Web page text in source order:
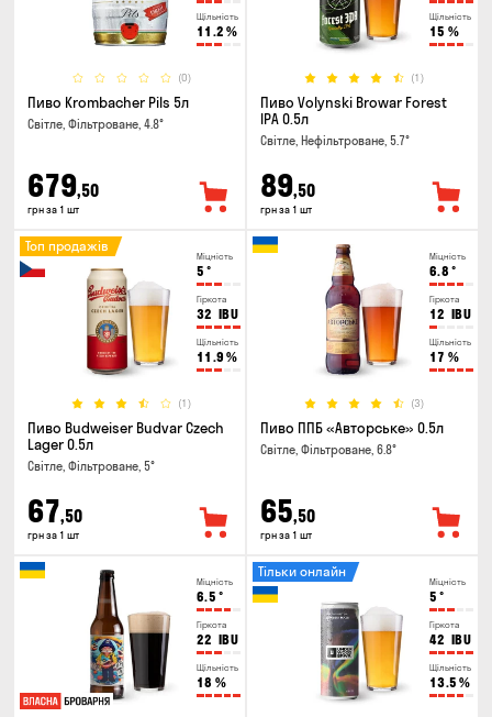
Щільність
11.2 %
(0)
Пиво Krombacher Pils 5л
Світле, Фільтроване, 4.8°
679,50
грн за 1 шт
Щільність
15 %
(1)
Пиво Volynski Browar Forest
IPA 0.5л
Світле, Нефільтроване, 5.7°
89,50
грн за 1 шт
Міцність
5 °
Гіркота
32 IBU
Щільність
11.9 %
(1)
Топ продажів
Пиво Budweiser Budvar Czech
Lager 0.5л
Світле, Фільтроване, 5°
67,50
грн за 1 шт
Міцність
6.8 °
Гіркота
12 IBU
Щільність
17 %
(3)
Пиво ППБ «Авторське» 0.5л
Світле, Фільтроване, 6.8°
65,50
грн за 1 шт
Міцність
6.5 °
Гіркота
22 IBU
Щільність
18 %
Міцність
5 °
Гіркота
42 IBU
Щільність
13.5 %
Тільки онлайн